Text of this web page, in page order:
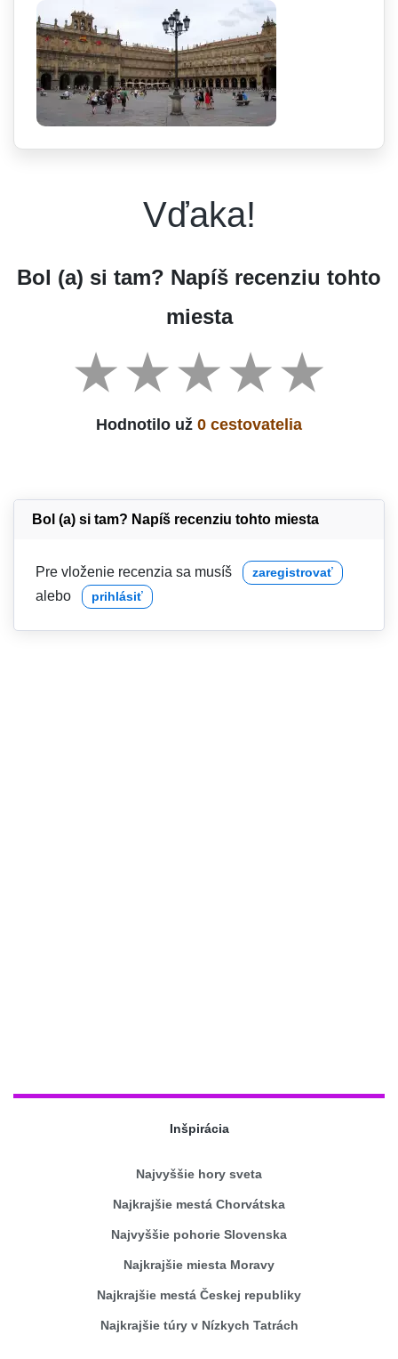
Vďaka!
Bol (a) si tam? Napíš recenziu tohto
miesta
Hodnotilo už 0 cestovatelia
Bol (a) si tam? Napíš recenziu tohto miesta
Pre vloženie recenzia sa musíš zaregistrovať
alebo prihlásiť
Inšpirácia
Najvyššie hory sveta
Najkrajšie mestá Chorvátska
Najvyššie pohorie Slovenska
Najkrajšie miesta Moravy
Najkrajšie mestá Českej republiky
Najkrajšie túry v Nízkych Tatrách